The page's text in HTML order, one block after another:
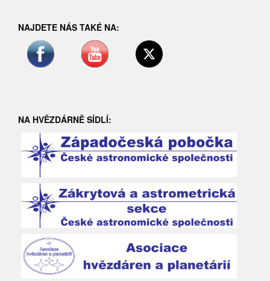
NAJDETE NÁS TAKÉ NA:
NA HVĚZDÁRNĚ SÍDLÍ: